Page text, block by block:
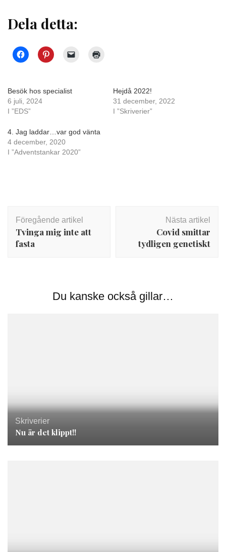
Dela detta:
Besök hos specialist
6 juli, 2024
I ”EDS”
Hejdå 2022!
31 december, 2022
I ”Skriverier”
4. Jag laddar…var god vänta
4 december, 2020
I ”Adventstankar 2020”
Föregående artikel
Tvinga mig inte att
fasta
Nästa artikel
Covid smittar
tydligen genetiskt
Du kanske också gillar…
Skriverier
Nu är det klippt!!